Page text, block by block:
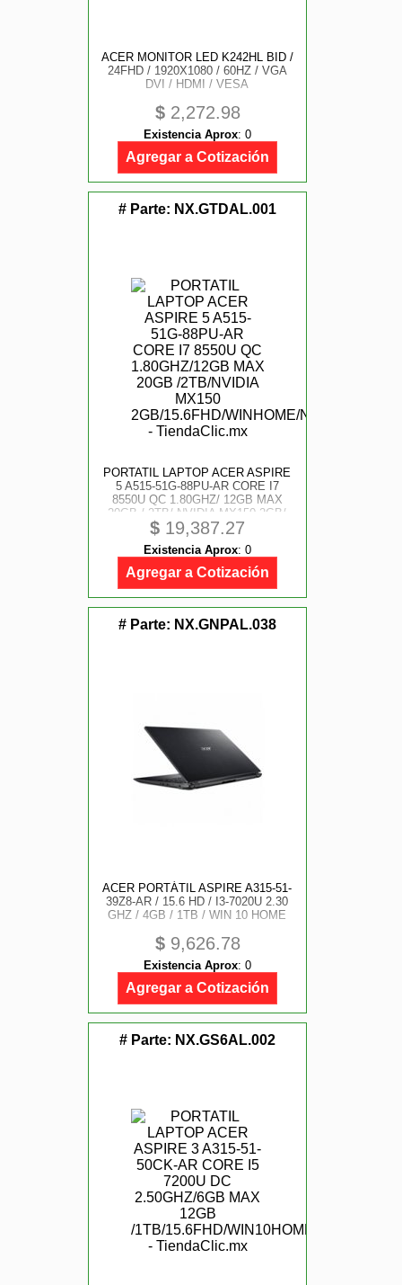
ACER MONITOR LED K242HL BID /
24FHD / 1920X1080 / 60HZ / VGA
DVI / HDMI / VESA
$2,272.98
Existencia Aprox: 0
Agregar a Cotización
# Parte: NX.GTDAL.001
PORTATIL LAPTOP ACER ASPIRE
5 A515-51G-88PU-AR CORE I7
8550U QC 1.80GHZ/ 12GB MAX
20GB / 2TB/ NVIDIA MX150 2GB/
15.6FHD/ WINHOME/ NEGRO
$ 19,387.27
Existencia Aprox: 0
Agregar a Cotización
# Parte: NX.GNPAL.038
ACER PORTÁTIL ASPIRE A315-51-
39Z8-AR / 15.6 HD / I3-7020U 2.30
GHZ / 4GB / 1TB / WIN 10 HOME
$9,626.78
Existencia Aprox: 0
Agregar a Cotización
# Parte: NX.GS6AL.002